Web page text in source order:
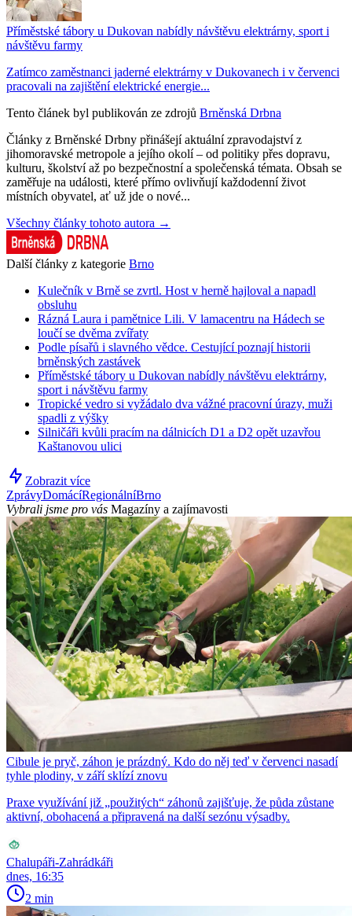
Příměstské tábory u Dukovan nabídly návštěvu elektrárny, sport i
návštěvu farmy
Zatímco zaměstnanci jaderné elektrárny v Dukovanech i v červenci
pracovali na zajištění elektrické energie...
Tento článek byl publikován ze zdrojů Brněnská Drbna
Články z Brněnské Drbny přinášejí aktuální zpravodajství z
jihomoravské metropole a jejího okolí – od politiky přes dopravu,
kulturu, školství až po bezpečnostní a společenská témata. Obsah se
zaměřuje na události, které přímo ovlivňují každodenní život
místních obyvatel, ať už jde o nové...
Všechny články tohoto autora →
Další články z kategorie Brno
Kulečník v Brně se zvrtl. Host v herně hajloval a napadl
obsluhu
Rázná Laura i pamětnice Lili. V lamacentru na Hádech se
loučí se dvěma zvířaty
Podle písařů i slavného vědce. Cestující poznají historii
brněnských zastávek
Příměstské tábory u Dukovan nabídly návštěvu elektrárny,
sport i návštěvu farmy
Tropické vedro si vyžádalo dva vážné pracovní úrazy, muži
spadli z výšky
Silničáři kvůli pracím na dálnicích D1 a D2 opět uzavřou
Kaštanovou ulici
Zobrazit více
ZprávyDomácíRegionálníBrno
Vybrali jsme pro vás Magazíny a zajímavosti
Cibule je pryč, záhon je prázdný. Kdo do něj teď v červenci nasadí
tyhle plodiny, v září sklízí znovu
Praxe využívání již „použitých“ záhonů zajišťuje, že půda zůstane
aktivní, obohacená a připravená na další sezónu výsadby.
Chalupáři-Zahrádkáři
dnes, 16:35
2 min